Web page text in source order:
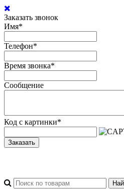
Заказать звонок
Имя*
Телефон*
Время звонка*
Сообщение
Код с картинки*
Заказать